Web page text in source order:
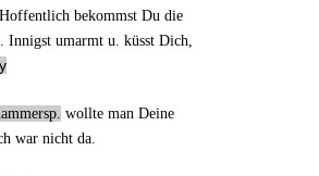
bekommst Du die
Innigst umarmt u. küsst Dich,
wollte man Deine
war nicht da.